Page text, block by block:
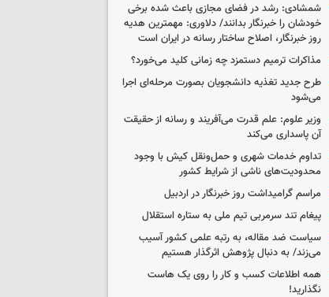
شمشادی: رشد در فضای مجازی باعث شده برخی
خودشان را خبرنگار بدانند/ دلاوری: مهمترین هدیه‌
روز خبرنگار، اصلاح ساختار رسانه در ایران است
مذاکرات ترمیم دستمزد چه زمانی کلید می‌خورد؟
طرح جدید تغذیه دانشجویان بصورت مرحله‌ای اجرا
می‌شود
وزیر علوم: علم قدرت می‌آفریند و رسانه از حقیقت
آن پاسداری می‌کند
تداوم خدمات شهری و حمل‌ونقل کیش با وجود
محدودیت‌های ناشی از شرایط کشور
مراسم گرامیداشت روز خبرنگار در اردبیل
پیغام تند سرمربی تیم ملی به ستاره استقلال
سیاست ضد مقاله، به رتبه علمی کشور آسیب
می‌زند/ به دنبال پژوهش اثرگذار هستیم
همه اطلاعات کسب‌ و کار را روی یک هاست
نگذارید!